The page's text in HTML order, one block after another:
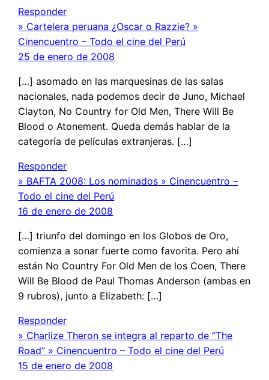
Responder
» Cartelera peruana ¿Oscar o Razzie? »
Cinencuentro – Todo el cine del Perú
25 de enero de 2008
[…] asomado en las marquesinas de las salas
nacionales, nada podemos decir de Juno, Michael
Clayton, No Country for Old Men, There Will Be
Blood o Atonement. Queda demás hablar de la
categoría de películas extranjeras. […]
Responder
» BAFTA 2008: Los nominados » Cinencuentro –
Todo el cine del Perú
16 de enero de 2008
[…] triunfo del domingo en los Globos de Oro,
comienza a sonar fuerte como favorita. Pero ahí
están No Country For Old Men de los Coen, There
Will Be Blood de Paul Thomas Anderson (ambas en
9 rubros), junto a Elizabeth: […]
Responder
» Charlize Theron se integra al reparto de “The
Road” » Cinencuentro – Todo el cine del Perú
15 de enero de 2008